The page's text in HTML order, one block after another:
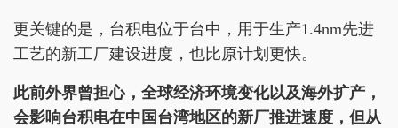
更关键的是，台积电位于台中，用于生产1.4nm先进
工艺的新工厂建设进度，也比原计划更快。
此前外界曾担心，全球经济环境变化以及海外扩产，
会影响台积电在中国台湾地区的新厂推进速度，但从